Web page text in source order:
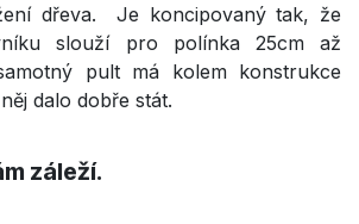
dřeva. Je koncipovaný tak, že
slouží pro polínka 25cm až
pult má kolem konstrukce
dalo dobře stát.
záleží.